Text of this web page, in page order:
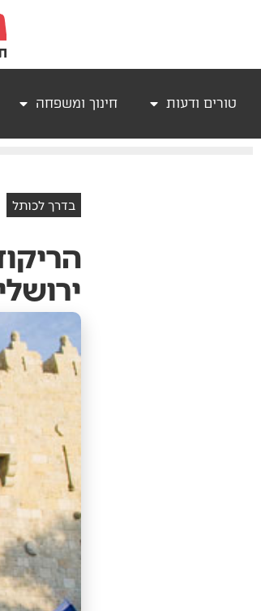
טורים ודעות חינוך ומשפחה
בדרך לכותל